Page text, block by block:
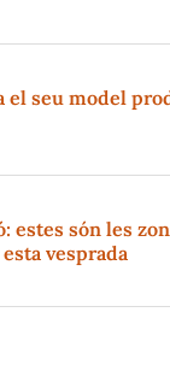
seu model
estes són les
vesprada